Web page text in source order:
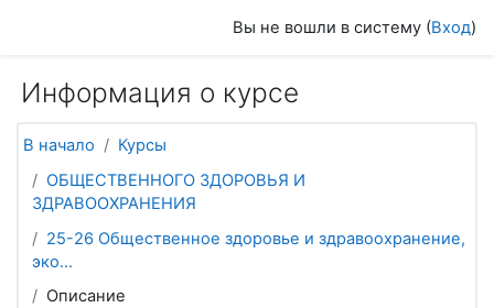
Вы не вошли в систему (Вход)
Информация о курсе
В начало
Курсы
ОБЩЕСТВЕННОГО ЗДОРОВЬЯ И
ЗДРАВООХРАНЕНИЯ
25-26 Общественное здоровье и здравоохранение,
эко...
Описание